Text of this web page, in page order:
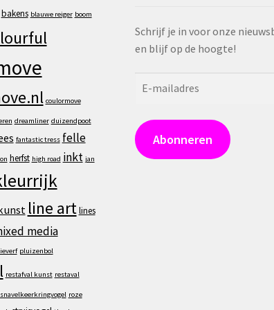
bakens blauwe reiger boom
coulormove
dreamliner duizendpoot
fantastic tress felle
herfst high road inkt jan
line art lines
media
pluizenbol
restafval kunst restaval
roze
Schrijf je in voor onze
en blijf op de hoogte!
Abonneren